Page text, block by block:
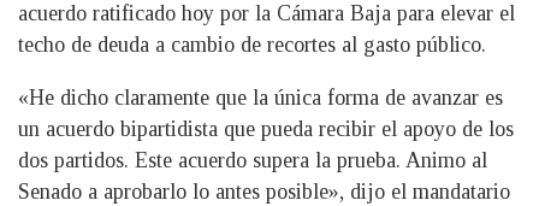
acuerdo ratificado hoy por la Cámara Baja para elevar el
techo de deuda a cambio de recortes al gasto público.
«He dicho claramente que la única forma de avanzar es
un acuerdo bipartidista que pueda recibir el apoyo de los
dos partidos. Este acuerdo supera la prueba. Animo al
Senado a aprobarlo lo antes posible», dijo el mandatario